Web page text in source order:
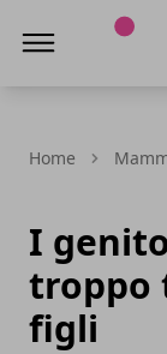
Home
I
troppo
figli